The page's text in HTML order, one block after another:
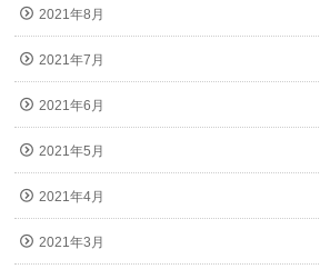
2021年8月
2021年7月
2021年6月
2021年5月
2021年4月
2021年3月